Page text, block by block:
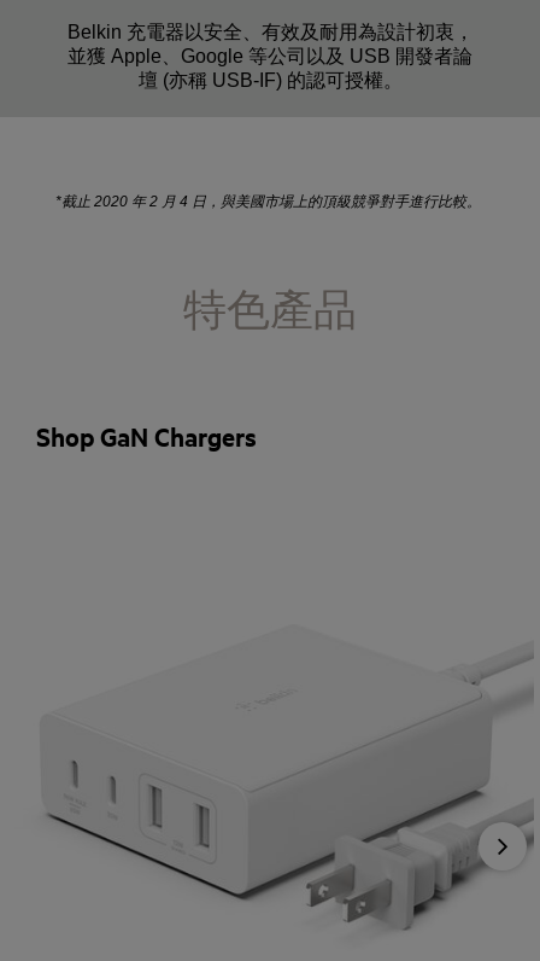
Belkin 充電器以安全、有效及耐用為設計初衷，
並獲 Apple、Google 等公司以及 USB 開發者論
壇 (亦稱 USB-IF) 的認可授權。
*截止 2020 年 2 月 4 日，與美國市場上的頂級競爭對手進行比較。
特色產品
Shop GaN Chargers
Next